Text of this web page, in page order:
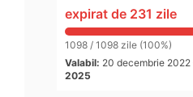
expirat de 231 zile
1098 / 1098 zile (100%)
Valabil: 20 decembrie 2022
2025